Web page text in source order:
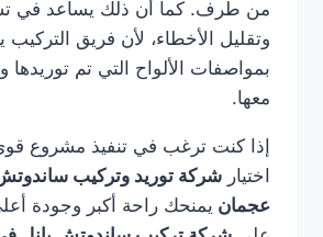
من طرف. كما أن ذلك يساعد في
وتقليل الأخطاء، لأن فريق
بمواصفات الألواح التي تم توريدها
معها.
إذا كنت ترغب في تنفيذ مشروع
اختيار شركة توريد وتركيب
عجمان يمنحك راحة أكبر وجودة